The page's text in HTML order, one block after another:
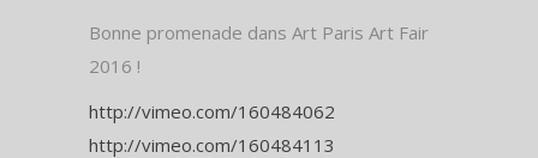
Bonne promenade dans Art Paris Art Fair
2016 !
http://vimeo.com/160484062
http://vimeo.com/160484113